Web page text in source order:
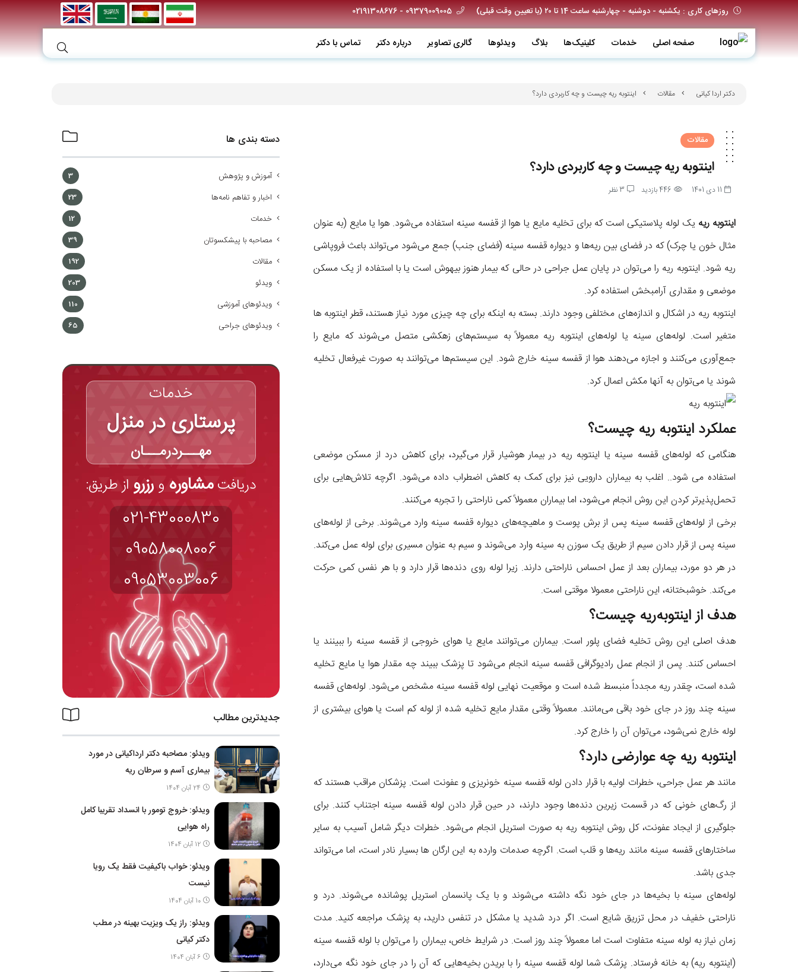
روزهای کاری : یکشنبه - دوشنبه - چهارشنبه ساعت 14 تا ۲۰ (با تعیین وقت قبلی) 09379009005 - 02191308676
صفحه اصلی خدمات کلینیک‌ها بلاگ ویدئو‌ها گالری تصاویر درباره دکتر تماس با دکتر
دکتر اردا کیانی مقالات اینتوبه ریه چیست و چه کاربردی دارد؟
مقالات
اینتوبه ریه چیست و چه کاربردی دارد؟
11 دی 1401 446 بازدید 3 نظر
اینتوبه ریه یک لوله پلاستیکی است که برای تخلیه مایع یا هوا از قفسه سینه استفاده می‌شود. هوا یا مایع (به عنوان
مثال خون یا چرک) که در فضای بین ریه‌ها و دیواره قفسه سینه (فضای جنب) جمع می‌شود می‌تواند باعث فروپاشی
ریه شود. اینتوبه ریه را می‌توان در پایان عمل جراحی در حالی که بیمار هنوز بیهوش است یا با استفاده از یک مسکن
موضعی و مقداری آرامبخش استفاده کرد.
اینتوبه ریه در اشکال و اندازه‌های مختلفی وجود دارند. بسته به اینکه برای چه چیزی مورد نیاز هستند، قطر اینتوبه ها
متغیر است. لوله‌های سینه یا لوله‌های اینتوبه ریه معمولاً به سیستم‌های زهکشی متصل می‌شوند که مایع را
جمع‌آوری می‌کنند و اجازه می‌دهند هوا از قفسه سینه خارج شود. این سیستم‌ها می‌توانند به صورت غیرفعال تخلیه
شوند یا می‌توان به آنها مکش اعمال کرد.
عملکرد اینتوبه ریه چیست؟
هنگامی که لوله‌های قفسه سینه یا اینتوبه ریه در بیمار هوشیار قرار می‌گیرد، برای کاهش درد از مسکن موضعی
استفاده می شود.. اغلب به بیماران دارویی نیز برای کمک به کاهش اضطراب داده می‌شود. اگرچه تلاش‌هایی برای
تحمل‌پذیرتر کردن این روش انجام می‌شود، اما بیماران معمولاً کمی ناراحتی را تجربه می‌کنند.
برخی از لوله‌های قفسه سینه پس از برش پوست و ماهیچه‌های دیواره قفسه سینه وارد می‌شوند. برخی از لوله‌های
سینه پس از قرار دادن سیم از طریق یک سوزن به سینه وارد می‌شوند و سیم به عنوان مسیری برای لوله عمل می‌کند.
در هر دو مورد، بیماران بعد از عمل احساس ناراحتی دارند. زیرا لوله روی دنده‌ها قرار دارد و با هر نفس کمی حرکت
می‌کند. خوشبختانه، این ناراحتی معمولا موقتی است.
هدف ازاینتوبه‌ریه چیست؟
هدف اصلی این روش تخلیه فضای پلور است. بیماران می‌توانند مایع یا هوای خروجی از قفسه سینه را ببینند یا
احساس کنند. پس از انجام عمل رادیوگرافی قفسه سینه انجام می‌شود تا پزشک ببیند چه مقدار هوا یا مایع تخلیه
شده است، چقدر ریه مجدداً منبسط شده است و موقعیت نهایی لوله قفسه سینه مشخص می‌شود. لوله‌های قفسه
سینه چند روز در جای خود باقی می‌مانند. معمولاً وقتی مقدار مایع تخلیه شده از لوله کم است یا هوای بیشتری از
لوله خارج نمی‌شود، می‌توان آن را خارج کرد.
اینتوبه ریه چه عوارضی دارد؟
مانند هر عمل جراحی، خطرات اولیه با قرار دادن لوله قفسه سینه خونریزی و عفونت است. پزشکان مراقب هستند که
از رگ‌های خونی که در قسمت زیرین دنده‌ها وجود دارند، در حین قرار دادن لوله قفسه سینه اجتناب کنند. برای
جلوگیری از ایجاد عفونت، کل روش اینتوبه ریه به صورت استریل انجام می‌شود. خطرات دیگر شامل آسیب به سایر
ساختارهای قفسه سینه مانند ریه‌ها و قلب است. اگرچه صدمات وارده به این ارگان ها بسیار نادر است، اما می‌تواند
جدی باشد.
لوله‌های سینه با بخیه‌ها در جای خود نگه داشته می‌شوند و با یک پانسمان استریل پوشانده می‌شوند. درد و
ناراحتی خفیف در محل تزریق شایع است. اگر درد شدید یا مشکل در تنفس دارید، به پزشک مراجعه کنید. مدت
زمان نیاز به لوله سینه متفاوت است اما معمولاً چند روز است. در شرایط خاص، بیماران را می‌توان با لوله قفسه سینه
(اینتوبه ریه) به خانه فرستاد. پزشک شما لوله قفسه سینه را با بریدن بخیه‌هایی که آن را در جای خود نگه می‌دارد،
دسته بندی ها
آموزش و پژوهش 3
اخبار و تفاهم نامه‌ها 23
خدمات 12
مصاحبه با پیشکسوتان 39
مقالات 192
ویدئو 203
ویدئوهای آموزشی 110
ویدئوهای جراحی 65
خدمات
پرستاری در منزل
مهـــردرمـــان
دریافتمشاوره و رزرو از طریق:
021-43000830
09058008006
09053003006
جدیدترین مطالب
ویدئو: مصاحبه دکتر ارداکیانی در مورد
بیماری آسم و سرطان ریه
24 آبان 1404
ویدئو: خروج تومور با انسداد تقریبا کامل
راه هوایی
12 آبان 1404
ویدئو: خواب باکیفیت فقط یک رویا
نیست
10 آبان 1404
ویدئو: راز یک ویزیت بهینه در مطب
دکتر کیانی
6 آبان 1404